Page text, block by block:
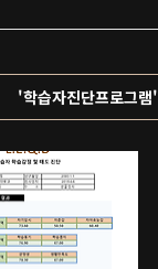
'학습자진단프로그램'